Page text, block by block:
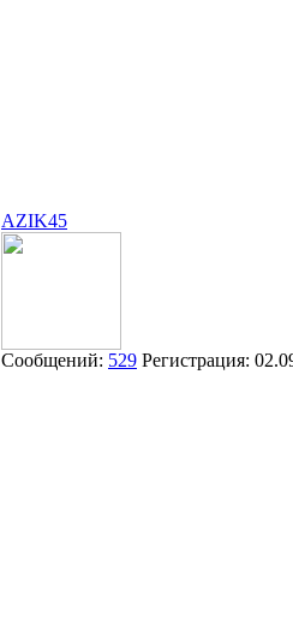
AZIK45
Сообщений: 529 Регистрация: